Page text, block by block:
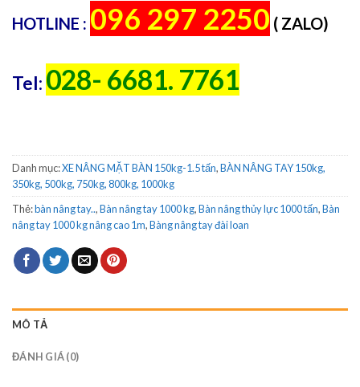
HOTLINE : 096 297 2250 ( ZALO)
Tel: 028- 6681. 7761
Danh mục:XE NÂNG MẶT BÀN 150kg-1.5 tấn,BÀN NÂNG TAY 150kg,
350kg, 500kg, 750kg, 800kg, 1000kg
Thẻ:bàn nâng tay..,Bàn nâng tay 1000 kg,Bàn nâng thủy lực 1000 tấn,Bàn
nâng tay 1000 kg nâng cao 1m,Bàng nâng tay đài loan
MÔ TẢ
ĐÁNH GIÁ (0)